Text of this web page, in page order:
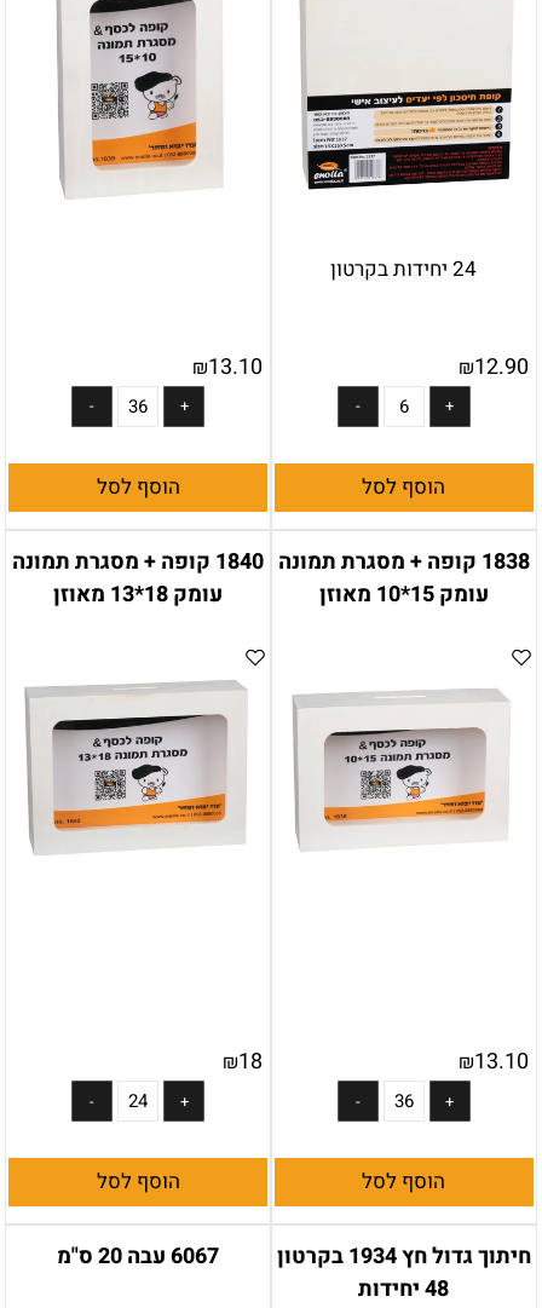
24 יחידות בקרטון
₪12.90
הוסף לסל
₪13.10
הוסף לסל
1838 קופה + מסגרת תמונה
עומק 15*10 מאוזן
₪13.10
הוסף לסל
1840 קופה + מסגרת תמונה
עומק 18*13 מאוזן
₪18
הוסף לסל
חיתוך גדול חץ 1934 בקרטון
48 יחידות
6067 עבה 20 ס"מ